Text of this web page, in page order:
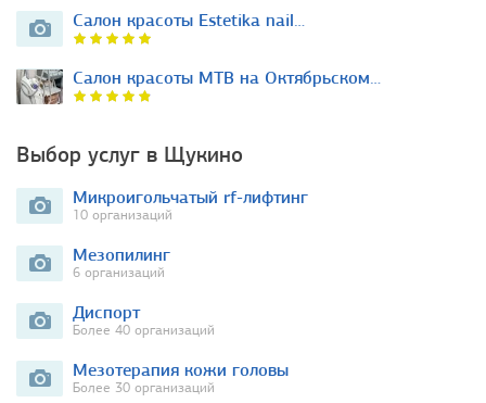
Салон красоты Estetika nail…
Салон красоты МТВ на Октябрьском…
Выбор услуг в Щукино
Микроигольчатый rf-лифтинг
10 организаций
Мезопилинг
6 организаций
Диспорт
Более 40 организаций
Мезотерапия кожи головы
Более 30 организаций